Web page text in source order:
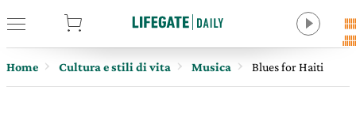
Home Cultura e stili di vita Musica Blues for Haiti